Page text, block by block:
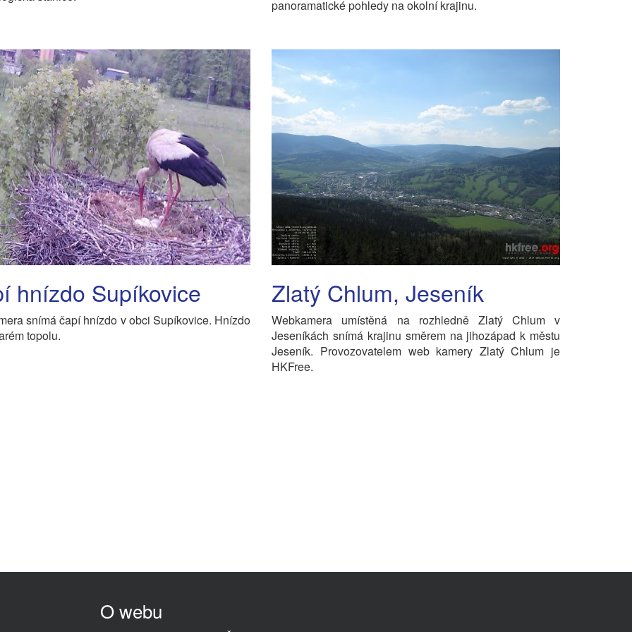
panoramatické pohledy na okolní krajinu.
hnízdo Supíkovice
snímá čapí hnízdo v obci Supíkovice. Hnízdo
topolu.
Zlatý Chlum, Jeseník
Webkamera umístěná na rozhledně Zlatý Chlum v
Jeseníkách snímá krajinu směrem na jihozápad k městu
Jeseník. Provozovatelem web kamery Zlatý Chlum je
HKFree.
O webu